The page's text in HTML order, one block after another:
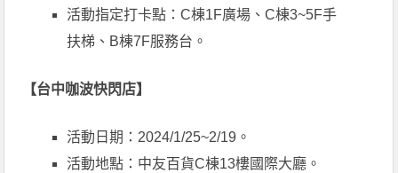
活動指定打卡點：C棟1F廣場、C棟3~5F手
扶梯、B棟7F服務台。
【台中咖波快閃店】
活動日期：2024/1/25~2/19。
活動地點：中友百貨C棟13樓國際大廳。